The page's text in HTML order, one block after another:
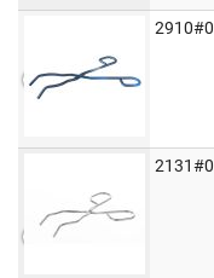
2910#0
2131#0